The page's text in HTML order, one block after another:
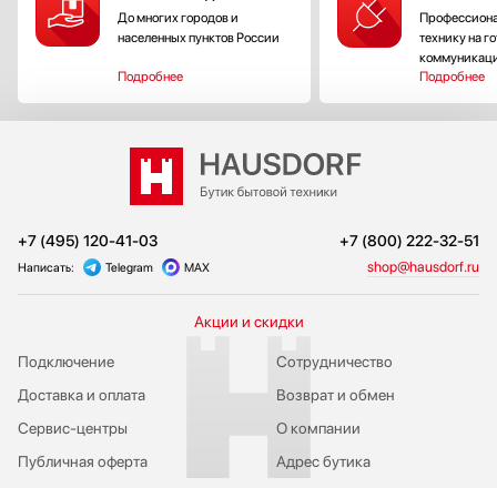
До многих городов и
населенных пунктов России
Подробнее
технику на
Подробнее
+7 (495) 120-41-03 +7 (800) 222-32-51
Написать: Telegram MAX shop@hausdorf.ru
Акции и скидки
Подключение
Публичная оферта
Сервис-центры
Доставка и оплата
Сотрудничество
Возврат и обмен
О компании
Адрес бутика